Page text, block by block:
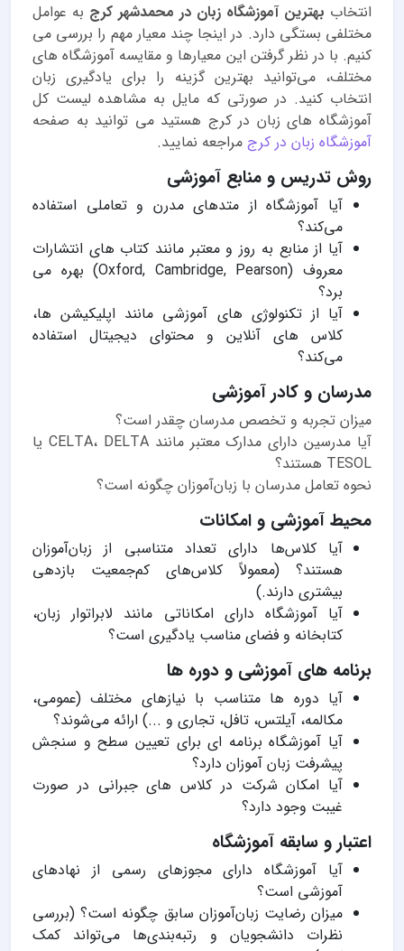
انتخاب بهترین آموزشگاه زبان در محمدشهر کرج به عوامل
مختلفی بستگی دارد. در اینجا چند معیار مهم را بررسی می
کنیم. با در نظر گرفتن این معیارها و مقایسه آموزشگاه های
مختلف، می‌توانید بهترین گزینه را برای یادگیری زبان
انتخاب کنید. در صورتی که مایل به مشاهده لیست کل
آموزشگاه های زبان در کرج هستید می توانید به صفحه
آموزشگاه زبان در کرج مراجعه نمایید.
روش تدریس و منابع آموزشی
آیا آموزشگاه از متدهای مدرن و تعاملی استفاده
می‌کند؟
آیا از منابع به روز و معتبر مانند کتاب های انتشارات
معروف (Oxford, Cambridge, Pearson) بهره می
برد؟
آیا از تکنولوژی های آموزشی مانند اپلیکیشن ها،
کلاس های آنلاین و محتوای دیجیتال استفاده
می‌کند؟
مدرسان و کادر آموزشی
میزان تجربه و تخصص مدرسان چقدر است؟
آیا مدرسین دارای مدارک معتبر مانند CELTA، DELTA یا
TESOL هستند؟
نحوه تعامل مدرسان با زبان‌آموزان چگونه است؟
محیط آموزشی و امکانات
آیا کلاس‌ها دارای تعداد متناسبی از زبان‌آموزان
هستند؟ (معمولاً کلاس‌های کم‌جمعیت بازدهی
بیشتری دارند.)
آیا آموزشگاه دارای امکاناتی مانند لابراتوار زبان،
کتابخانه و فضای مناسب یادگیری است؟
برنامه های آموزشی و دوره ها
آیا دوره ها متناسب با نیازهای مختلف (عمومی،
مکالمه، آیلتس، تافل، تجاری و ...) ارائه می‌شوند؟
آیا آموزشگاه برنامه ای برای تعیین سطح و سنجش
پیشرفت زبان آموزان دارد؟
آیا امکان شرکت در کلاس های جبرانی در صورت
غیبت وجود دارد؟
اعتبار و سابقه آموزشگاه
آیا آموزشگاه دارای مجوزهای رسمی از نهادهای
آموزشی است؟
میزان رضایت زبان‌آموزان سابق چگونه است؟ (بررسی
نظرات دانشجویان و رتبه‌بندی‌ها می‌تواند کمک